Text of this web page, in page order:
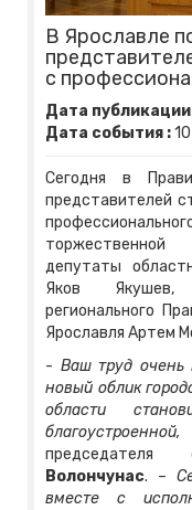
В Ярославле
с
Дата публикации
Дата события :10
Сегодня в
представителей
торжественной
депутаты
Яков Якушев,
регионального
Ярославля Артем
- Ваш труд очень
новый облик
области
Волончунас. –
вместе с